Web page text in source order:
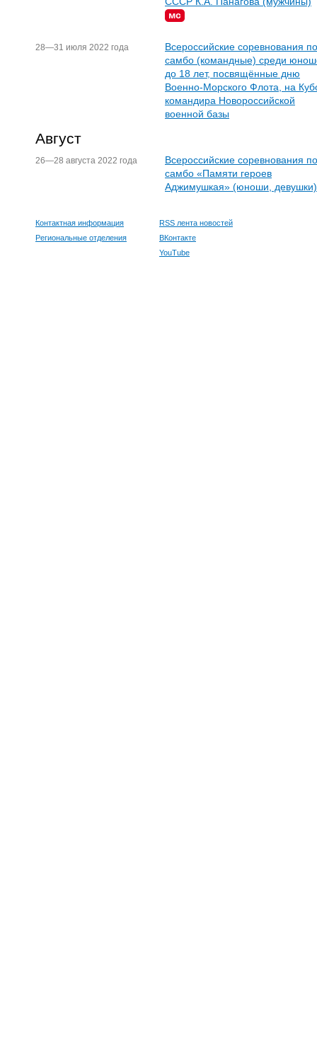
мс
28—31 июля 2022 года
Всероссийские соревнования по
самбо (командные) среди
до 18 лет, посвящённые дню
Военно-Морского Флота, на
командира Новороссийской
военной базы
Август
26—28 августа 2022 года
Всероссийские соревнования по
самбо «Памяти героев
Аджимушкая» (юноши, девушки)
Контактная информация
Региональные отделения
RSS лента новостей
ВКонтакте
YouTube